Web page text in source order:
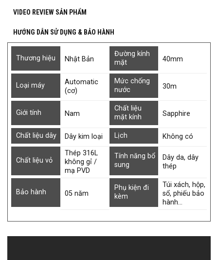
VIDEO REVIEW SẢN PHẨM
HƯỚNG DẪN SỬ DỤNG & BẢO HÀNH
Thương hiệu Nhật Bản
Đường kính
mặt
40mm
Loại máy
Automatic
(cơ)
Mức chống
nước
30m
Giới tính Nam
Chất liệu
mặt kính
Sapphire
Chất liệu dây Dây kim loại Lịch Không có
Chất liệu vỏ
Thép 316L
không gỉ /
mạ PVD
Tính năng bổ
sung
Dây da, dây
thép
Bảo hành 05 năm
Phụ kiện đi
kèm
Túi xách, hộp,
sổ, phiếu bảo
hành…